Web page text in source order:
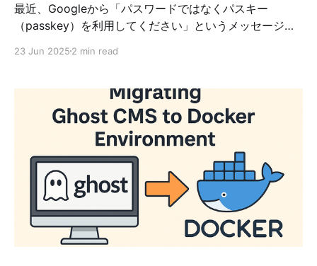
最近、Googleから「パスワードではなくパスキー
（passkey）を利用してください」というメッセージが
の一つです。そこで今回は、パスキーはパスワードと何
しているのか？について、分かりやすく解説します。 ■
しいパスワードレス認証方式です。GoogleやApple、
Microsoftなどが推進しており、ユーザーがパスワード
を覚えずに安全にログインできる仕組みです。 FIDO2標
準について FIDO2（ファイド・ツー）標準とは、パスワ
ードの代わりに、より安全で簡単なログイン方法を提供
するための国際的な標準です。 FIDO2を構成する技術
技術名 内容 WebAuthn ブラウザやWebサイトがFIDO認
証を使うための「仕組み」 CTAP（シータップ） パソコ
23 Jun 2025 2 min read